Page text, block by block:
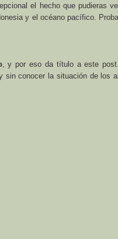
el hecho que pudieras
y el océano pacífico.
, y por eso da título a este
sin conocer la situación de los